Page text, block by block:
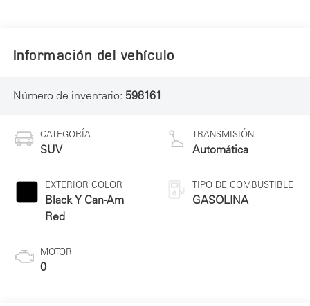
Información del vehículo
Número de inventario: 598161
CATEGORÍA
SUV
EXTERIOR COLOR
Black Y Can-Am
Red
MOTOR
0
TRANSMISIÓN
Automática
TIPO DE COMBUSTIBLE
GASOLINA